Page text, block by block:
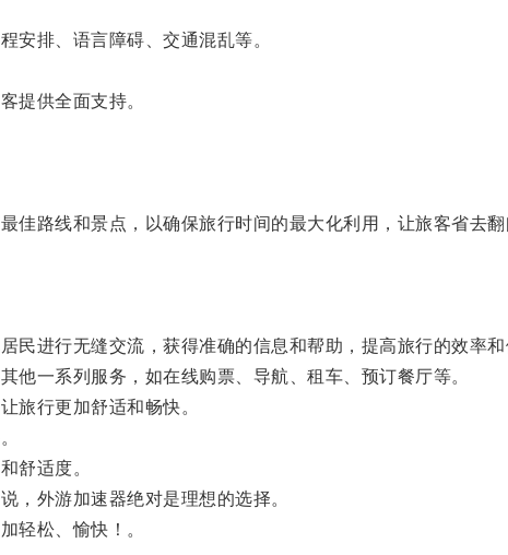
排、语言障碍、交通混乱等。
供全面支持。
路线和景点，以确保旅行时间的最大化利用，让旅客省去翻
进行无缝交流，获得准确的信息和帮助，提高旅行的效率和
一系列服务，如在线购票、导航、租车、预订餐厅等。
行更加舒适和畅快。
舒适度。
外游加速器绝对是理想的选择。
松、愉快！。